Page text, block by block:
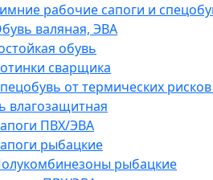
рабочие сапоги и
валяная, ЭВА
обувь
сварщика
от термических
влагозащитная
ПВХ/ЭВА
рыбацкие
рыбацкие